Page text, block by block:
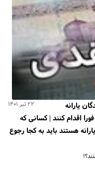
۲۲ تیر ۱۴۰۱
یارانه
اقدام کنند | کسانی که
هستند باید به کجا رجوع